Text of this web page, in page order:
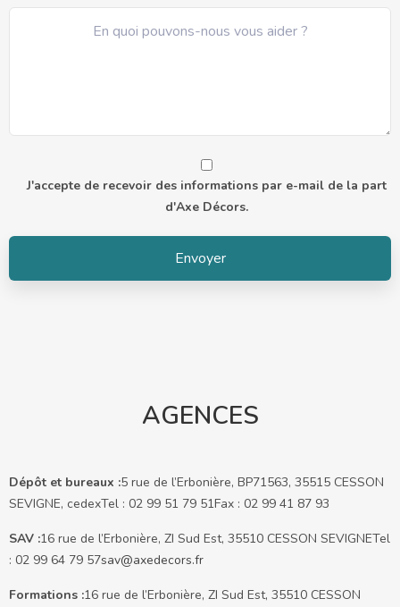
J'accepte de recevoir des informations par e-mail de la part
d'Axe Décors.
AGENCES
Dépôt et bureaux :5 rue de l’Erbonière, BP71563, 35515 CESSON
SEVIGNE, cedexTel : 02 99 51 79 51Fax : 02 99 41 87 93
SAV :16 rue de l’Erbonière, ZI Sud Est, 35510 CESSON SEVIGNETel
: 02 99 64 79 57sav@axedecors.fr
Formations :16 rue de l’Erbonière, ZI Sud Est, 35510 CESSON